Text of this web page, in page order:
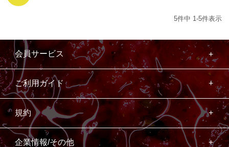
5件中 1-5件表示
会員サービス
ご利用ガイド
規約
企業情報/その他